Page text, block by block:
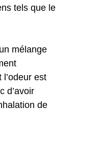
tels que le
mélange
est
d’avoir
de